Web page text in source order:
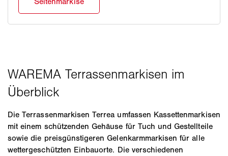
Die Terrassenmarkisen Terrea umfassen Kassettenmarkisen
mit einem schützenden Gehäuse für Tuch und Gestellteile
sowie die preisgünstigeren Gelenkarmmarkisen für alle
wettergeschützten Einbauorte. Die verschiedenen